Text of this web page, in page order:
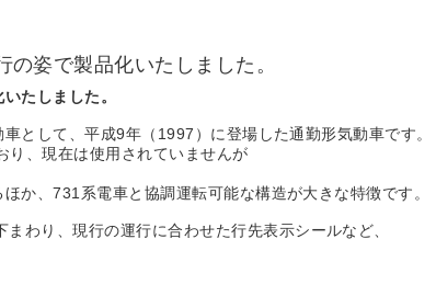
姿で製品化いたしました。
たしました。
として、平成9年（1997）に登場した通勤形気動車です。
、現在は使用されていませんが
か、731系電車と協調運転可能な構造が大きな特徴です。
わり、現行の運行に合わせた行先表示シールなど、